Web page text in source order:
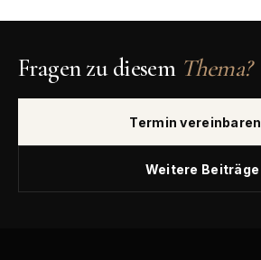
Fragen zu diesem Thema?
Termin vereinbaren
Weitere Beiträge